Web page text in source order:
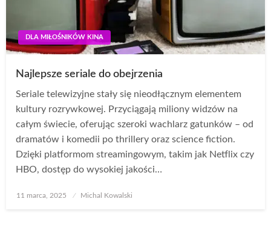
DLA MIŁOŚNIKÓW KINA
Najlepsze seriale do obejrzenia
Seriale telewizyjne stały się nieodłącznym elementem
kultury rozrywkowej. Przyciągają miliony widzów na
całym świecie, oferując szeroki wachlarz gatunków – od
dramatów i komedii po thrillery oraz science fiction.
Dzięki platformom streamingowym, takim jak Netflix czy
HBO, dostęp do wysokiej jakości…
Opublikowane
11 marca, 2025 Michal Kowalski